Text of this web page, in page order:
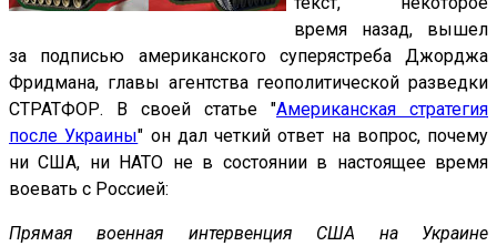
время назад, вышел
за подписью американского суперястреба Джорджа
Фридмана, главы агентства геополитической разведки
СТРАТФОР. В своей статье "Американская стратегия
после Украины" он дал четкий ответ на вопрос, почему
ни США, ни НАТО не в состоянии в настоящее время
воевать с Россией:
Прямая военная интервенция США на Украине